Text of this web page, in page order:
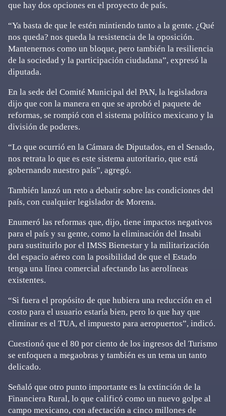
que hay dos opciones en el proyecto de país.
“Ya basta de que le estén mintiendo tanto a la gente. ¿Qué
nos queda? nos queda la resistencia de la oposición.
Mantenernos como un bloque, pero también la resiliencia
de la sociedad y la participación ciudadana”, expresó la
diputada.
En la sede del Comité Municipal del PAN, la legisladora
dijo que con la manera en que se aprobó el paquete de
reformas, se rompió con el sistema político mexicano y la
división de poderes.
“Lo que ocurrió en la Cámara de Diputados, en el Senado,
nos retrata lo que es este sistema autoritario, que está
gobernando nuestro país”, agregó.
También lanzó un reto a debatir sobre las condiciones del
país, con cualquier legislador de Morena.
Enumeró las reformas que, dijo, tiene impactos negativos
para el país y su gente, como la eliminación del Insabi
para sustituirlo por el IMSS Bienestar y la militarización
del espacio aéreo con la posibilidad de que el Estado
tenga una línea comercial afectando las aerolíneas
existentes.
“Si fuera el propósito de que hubiera una reducción en el
costo para el usuario estaría bien, pero lo que hay que
eliminar es el TUA, el impuesto para aeropuertos”, indicó.
Cuestionó que el 80 por ciento de los ingresos del Turismo
se enfoquen a megaobras y también es un tema un tanto
delicado.
Señaló que otro punto importante es la extinción de la
Financiera Rural, lo que calificó como un nuevo golpe al
campo mexicano, con afectación a cinco millones de